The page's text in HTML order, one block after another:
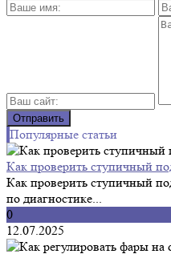
Популярные статьи
Как проверить ступичный
Как проверить ступичный
по диагностике...
0
12.07.2025